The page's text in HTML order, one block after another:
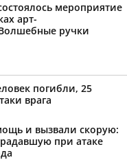
мероприятие
арт-
ручки
погибли, 25
врага
и вызвали скорую:
при атаке